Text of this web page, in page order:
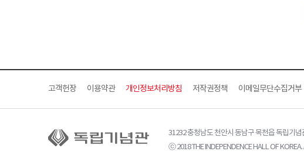
고객헌장 이용약관 개인정보처리방침 저작권정책 이메일무단수집거부
31232 충청남도 천안시 동남구 목천읍 독립기념
ⓒ 2018 THE INDEPENDENCE HALL OF KOREA.